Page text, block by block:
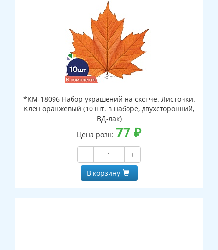
*КМ-18096 Набор украшений на скотче. Листочки.
Клен оранжевый (10 шт. в наборе, двухсторонний,
ВД-лак)
Цена розн: 77 ₽
−
+
В корзину